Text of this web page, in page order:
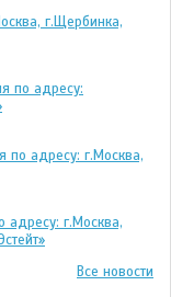
г.Щербинка,
по адресу:
по адресу: г.Москва,
адресу: г.Москва,
Все новости